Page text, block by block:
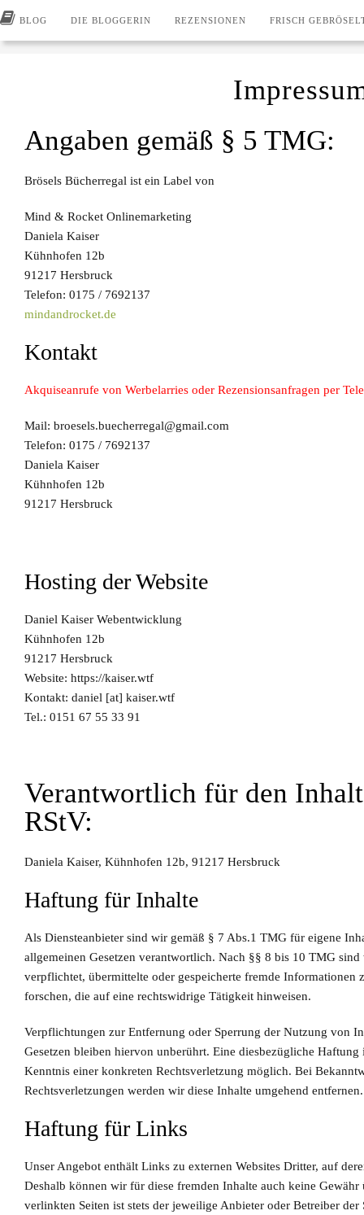
BLOG DIE BLOGGERIN REZENSIONEN FRISCH
Angaben gemäß § 5 TMG:
Brösels Bücherregal ist ein Label von
Mind & Rocket Onlinemarketing
Daniela Kaiser
Kühnhofen 12b
91217 Hersbruck
Telefon: 0175 / 7692137
mindandrocket.de
Kontakt
Akquiseanrufe von Werbelarries oder Rezensionsanfragen per
Mail: broesels.buecherregal@gmail.com
Telefon: 0175 / 7692137
Daniela Kaiser
Kühnhofen 12b
91217 Hersbruck
Hosting der Website
Daniel Kaiser Webentwicklung
Kühnhofen 12b
91217 Hersbruck
Website: https://kaiser.wtf
Kontakt: daniel [at] kaiser.wtf
Tel.: 0151 67 55 33 91
Verantwortlich für den
RStV:
Daniela Kaiser, Kühnhofen 12b, 91217 Hersbruck
Haftung für Inhalte
Als Diensteanbieter sind wir gemäß § 7 Abs.1 TMG für eigene
allgemeinen Gesetzen verantwortlich. Nach §§ 8 bis 10 TMG
verpflichtet, übermittelte oder gespeicherte fremde Informationen
forschen, die auf eine rechtswidrige Tätigkeit hinweisen.
Verpflichtungen zur Entfernung oder Sperrung der Nutzung von
Gesetzen bleiben hiervon unberührt. Eine diesbezügliche
Kenntnis einer konkreten Rechtsverletzung möglich. Bei
Rechtsverletzungen werden wir diese Inhalte umgehend entfernen.
Haftung für Links
Unser Angebot enthält Links zu externen Websites Dritter, auf
Deshalb können wir für diese fremden Inhalte auch keine
verlinkten Seiten ist stets der jeweilige Anbieter oder Betreiber